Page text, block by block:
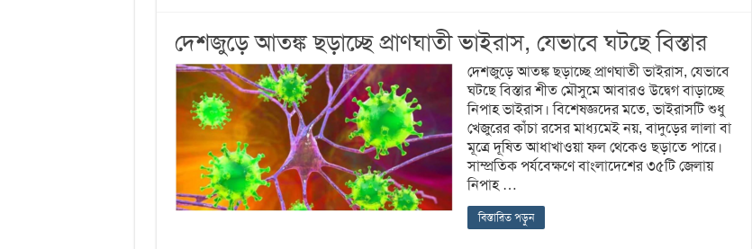
দেশজুড়ে আতঙ্ক ছড়াচ্ছে প্রাণঘাতী ভাইরাস, যেভাবে ঘটছে বিস্তার
দেশজুড়ে আতঙ্ক ছড়াচ্ছে প্রাণঘাতী ভাইরাস, যেভাবে
ঘটছে বিস্তার শীত মৌসুমে আবারও উদ্বেগ বাড়াচ্ছে
নিপাহ ভাইরাস। বিশেষজ্ঞদের মতে, ভাইরাসটি শুধু
খেজুরের কাঁচা রসের মাধ্যমেই নয়, বাদুড়ের লালা বা
মূত্রে দূষিত আধাখাওয়া ফল থেকেও ছড়াতে পারে।
সাম্প্রতিক পর্যবেক্ষণে বাংলাদেশের ৩৫টি জেলায়
নিপাহ …
বিস্তারিত পড়ুন